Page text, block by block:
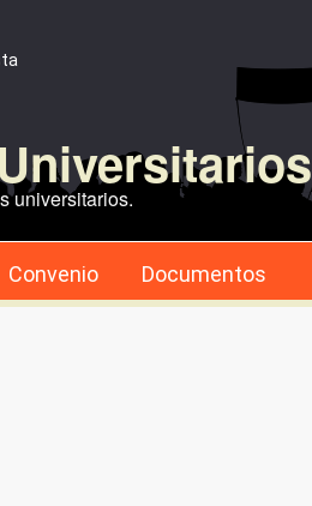
universitarios.
Convenio Documentos